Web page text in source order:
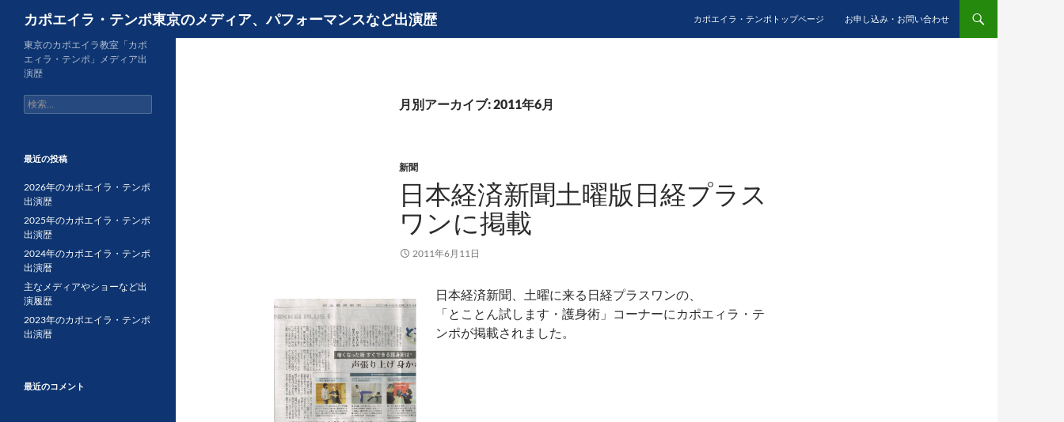
カポエイラ・テンポ東京のメディア、パフォーマンスなど出演歴 カポエイラ・テンポトップページ お申し込み・お問い合わせ
月別アーカイブ: 2011年6月
新聞
日本経済新聞土曜版日経プラス
ワンに掲載
2011年6月11日
日本経済新聞、土曜に来る日経プラスワンの、
「とことん試します・護身術」コーナーにカポエィラ・テ
ンポが掲載されました。
東京のカポエイラ教室「カポ
エィラ・テンポ」メディア出
演歴
検
索:
最近の投稿
2026年のカポエイラ・テンポ
出演歴
2025年のカポエイラ・テンポ
出演歴
2024年のカポエイラ・テンポ
出演暦
主なメディアやショーなど出
演履歴
2023年のカポエイラ・テンポ
出演暦
最近のコメント